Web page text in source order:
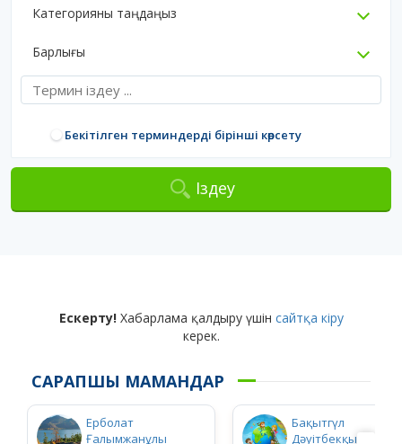
Категорияны таңдаңыз
Барлығы
Бекітілген терминдерді бірінші көрсету
Іздеу
Ескерту!Хабарлама қалдыру үшін сайтқа кіру
керек.
САРАПШЫ МАМАНДАР
Ерболат
Ғалымжанұлы
Бақытгүл
Дәуітбекқызы